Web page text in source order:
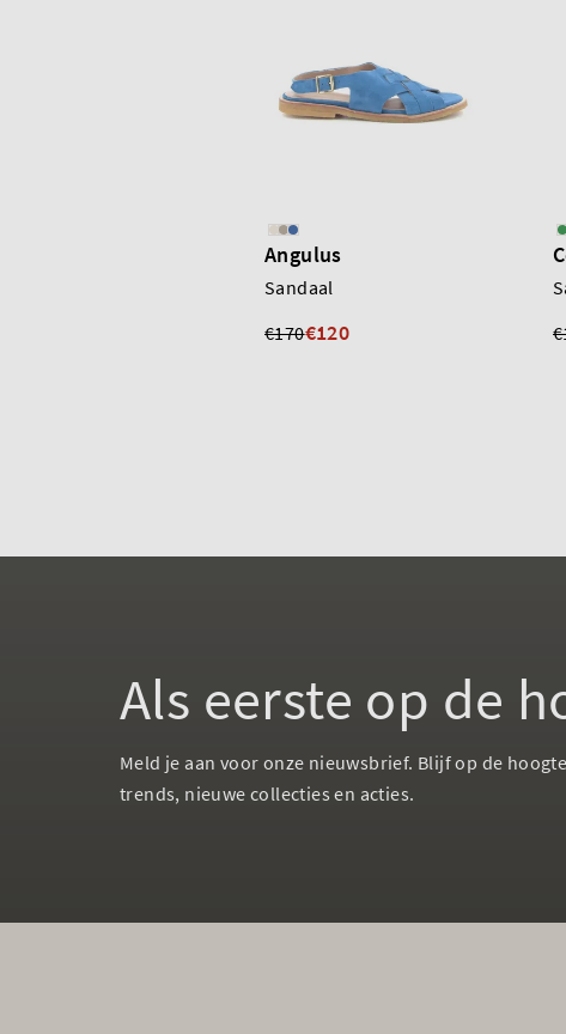
Angulus
Sandaal
€170€120
Als eerste op de
Meld je aan voor onze nieuwsbrief. Blijf op de
trends, nieuwe collecties en acties.